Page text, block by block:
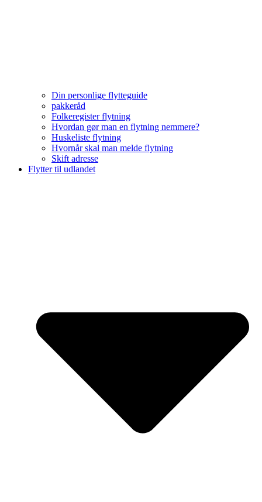
Din personlige flytteguide
pakkeråd
Folkeregister flytning
Hvordan gør man en flytning nemmere?
Huskeliste flytning
Hvornår skal man melde flytning
Skift adresse
Flytter til udlandet